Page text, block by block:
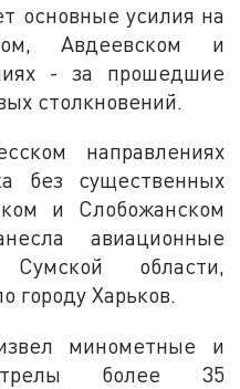
основные усилия на
Авдеевском и
- за прошедшие
столкновений.
направлениях
без существенных
и Слобожанском
авиационные
области,
городу Харьков.
минометные и
более 35